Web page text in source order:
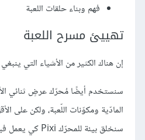
فهم وبناء حلقات اللعبة
تهييئ مسرح اللعبة
إن هناك الكثير من الأشياء التي
المادّية ومكوّنات اللّعبة، ولكن على
سنخلق بيئة للمحرّك Pixi كي يعمل فيها: